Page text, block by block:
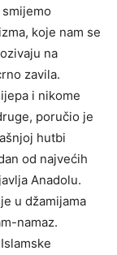
koje nam se
na
zavila.
i nikome
poručio je
hutbi
od najvećih
Anadolu.
u džamijama
namaz.